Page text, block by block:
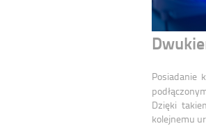
Posiadanie
Dzięki
kolejnemu